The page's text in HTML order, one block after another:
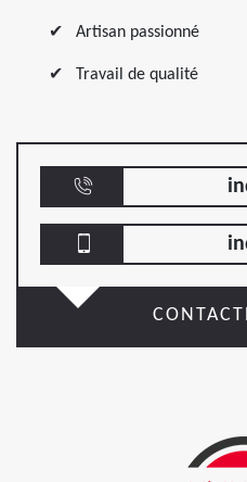
Artisan passionné
Travail de qualité